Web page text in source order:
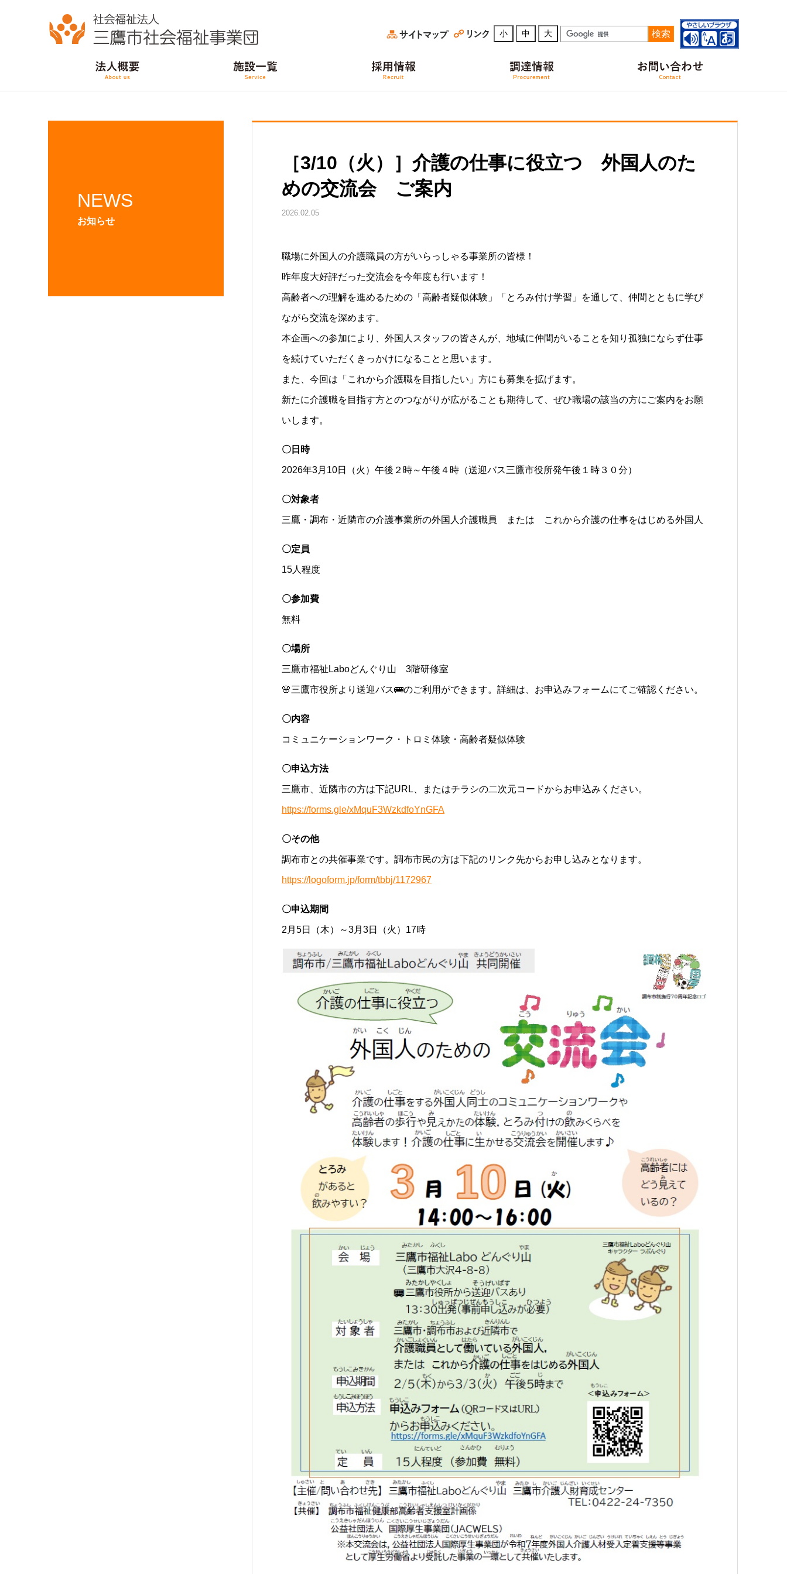
小 中 大 検索
NEWS
お知らせ
［3/10（火）］介護の仕事に役立つ 外国人のた
めの交流会 ご案内
2026.02.05
職場に外国人の介護職員の方がいらっしゃる事業所の皆様！
昨年度大好評だった交流会を今年度も行います！
高齢者への理解を進めるための「高齢者疑似体験」「とろみ付け学習」を通して、仲間とともに学び
ながら交流を深めます。
本企画への参加により、外国人スタッフの皆さんが、地域に仲間がいることを知り孤独にならず仕事
を続けていただくきっかけになることと思います。
また、今回は「これから介護職を目指したい」方にも募集を拡げます。
新たに介護職を目指す方とのつながりが広がることも期待して、ぜひ職場の該当の方にご案内をお願
いします。
〇日時
2026年3月10日（火）午後２時～午後４時（送迎バス三鷹市役所発午後１時３０分）
〇対象者
三鷹・調布・近隣市の介護事業所の外国人介護職員 または これから介護の仕事をはじめる外国人
〇定員
15人程度
〇参加費
無料
〇場所
三鷹市福祉Laboどんぐり山 3階研修室
🌸三鷹市役所より送迎バス🚌のご利用ができます。詳細は、お申込みフォームにてご確認ください。
〇内容
コミュニケーションワーク・トロミ体験・高齢者疑似体験
〇申込方法
三鷹市、近隣市の方は下記URL、またはチラシの二次元コードからお申込みください。
https://forms.gle/xMquF3WzkdfoYnGFA
〇その他
調布市との共催事業です。調布市民の方は下記のリンク先からお申し込みとなります。
https://logoform.jp/form/tbbj/1172967
〇申込期間
2月5日（木）～3月3日（火）17時